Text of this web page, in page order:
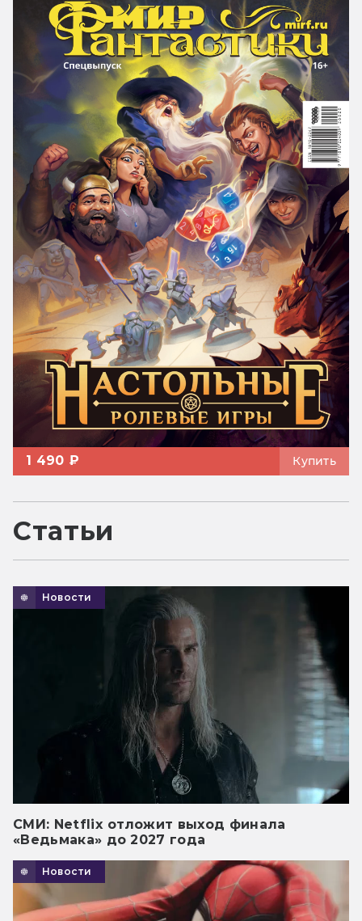
1 490 ₽ Купить
Статьи
Новости
СМИ: Netflix отложит выход финала
«Ведьмака» до 2027 года
Новости